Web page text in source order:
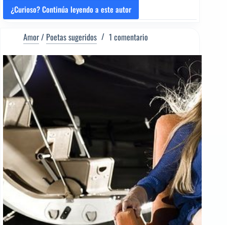
¿Curioso? Continúa leyendo a este autor
LA
AMARGA
[Poema
del
Editor]
sugerido]
Amor/ Poetas sugeridos 1 comentario